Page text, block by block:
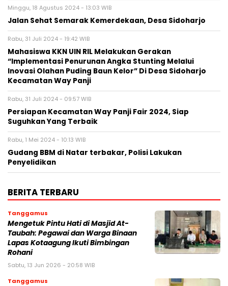
Minggu, 18 Agustus 2024 - 13:03 WIB
Jalan Sehat Semarak Kemerdekaan, Desa Sidoharjo
Rabu, 31 Juli 2024 - 19:42 WIB
Mahasiswa KKN UIN RIL Melakukan Gerakan
“Implementasi Penurunan Angka Stunting Melalui
Inovasi Olahan Puding Baun Kelor” Di Desa Sidoharjo
Kecamatan Way Panji
Rabu, 31 Juli 2024 - 09:57 WIB
Persiapan Kecamatan Way Panji Fair 2024, Siap
Suguhkan Yang Terbaik
Rabu, 1 Mei 2024 - 10:13 WIB
Gudang BBM di Natar terbakar, Polisi Lakukan
Penyelidikan
BERITA TERBARU
Tanggamus
Mengetuk Pintu Hati di Masjid At-
Taubah: Pegawai dan Warga Binaan
Lapas Kotaagung Ikuti Bimbingan
Rohani
Sabtu, 13 Jun 2026 - 20:58 WIB
Tanggamus